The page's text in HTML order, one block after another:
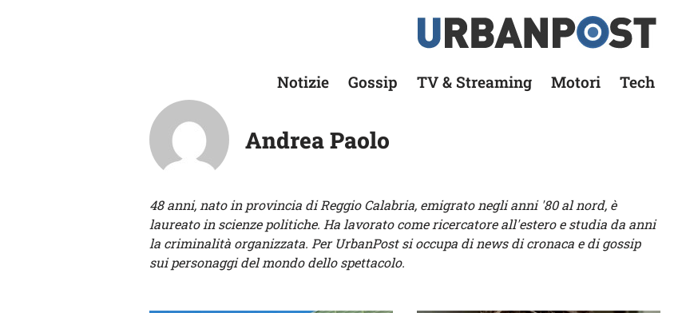
Notizie Gossip TV & Streaming Motori Tech
Andrea Paolo
48 anni, nato in provincia di Reggio Calabria, emigrato negli anni '80 al nord, è
laureato in scienze politiche. Ha lavorato come ricercatore all'estero e studia da anni
la criminalità organizzata. Per UrbanPost si occupa di news di cronaca e di gossip
sui personaggi del mondo dello spettacolo.